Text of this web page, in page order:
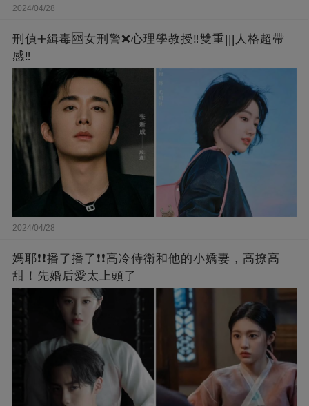
2024/04/28
刑偵➕緝毒🆘女刑警❌心理學教授‼️雙重|||人格超帶
感‼️
2024/04/28
媽耶❗❗播了播了❗❗高冷侍衛和他的小嬌妻，高撩高
甜！先婚后愛太上頭了